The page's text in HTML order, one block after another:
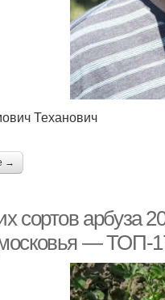
Теханович
→
сортов арбуза
— ТОП-